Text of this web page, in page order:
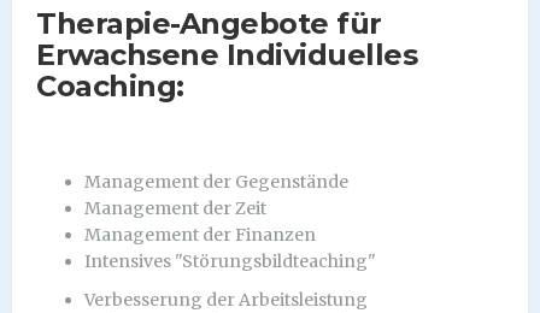
Therapie-Angebote für
Erwachsene Individuelles
Coaching:
Management der Gegenstände
Management der Zeit
Management der Finanzen
Intensives "Störungsbildteaching"
Verbesserung der Arbeitsleistung